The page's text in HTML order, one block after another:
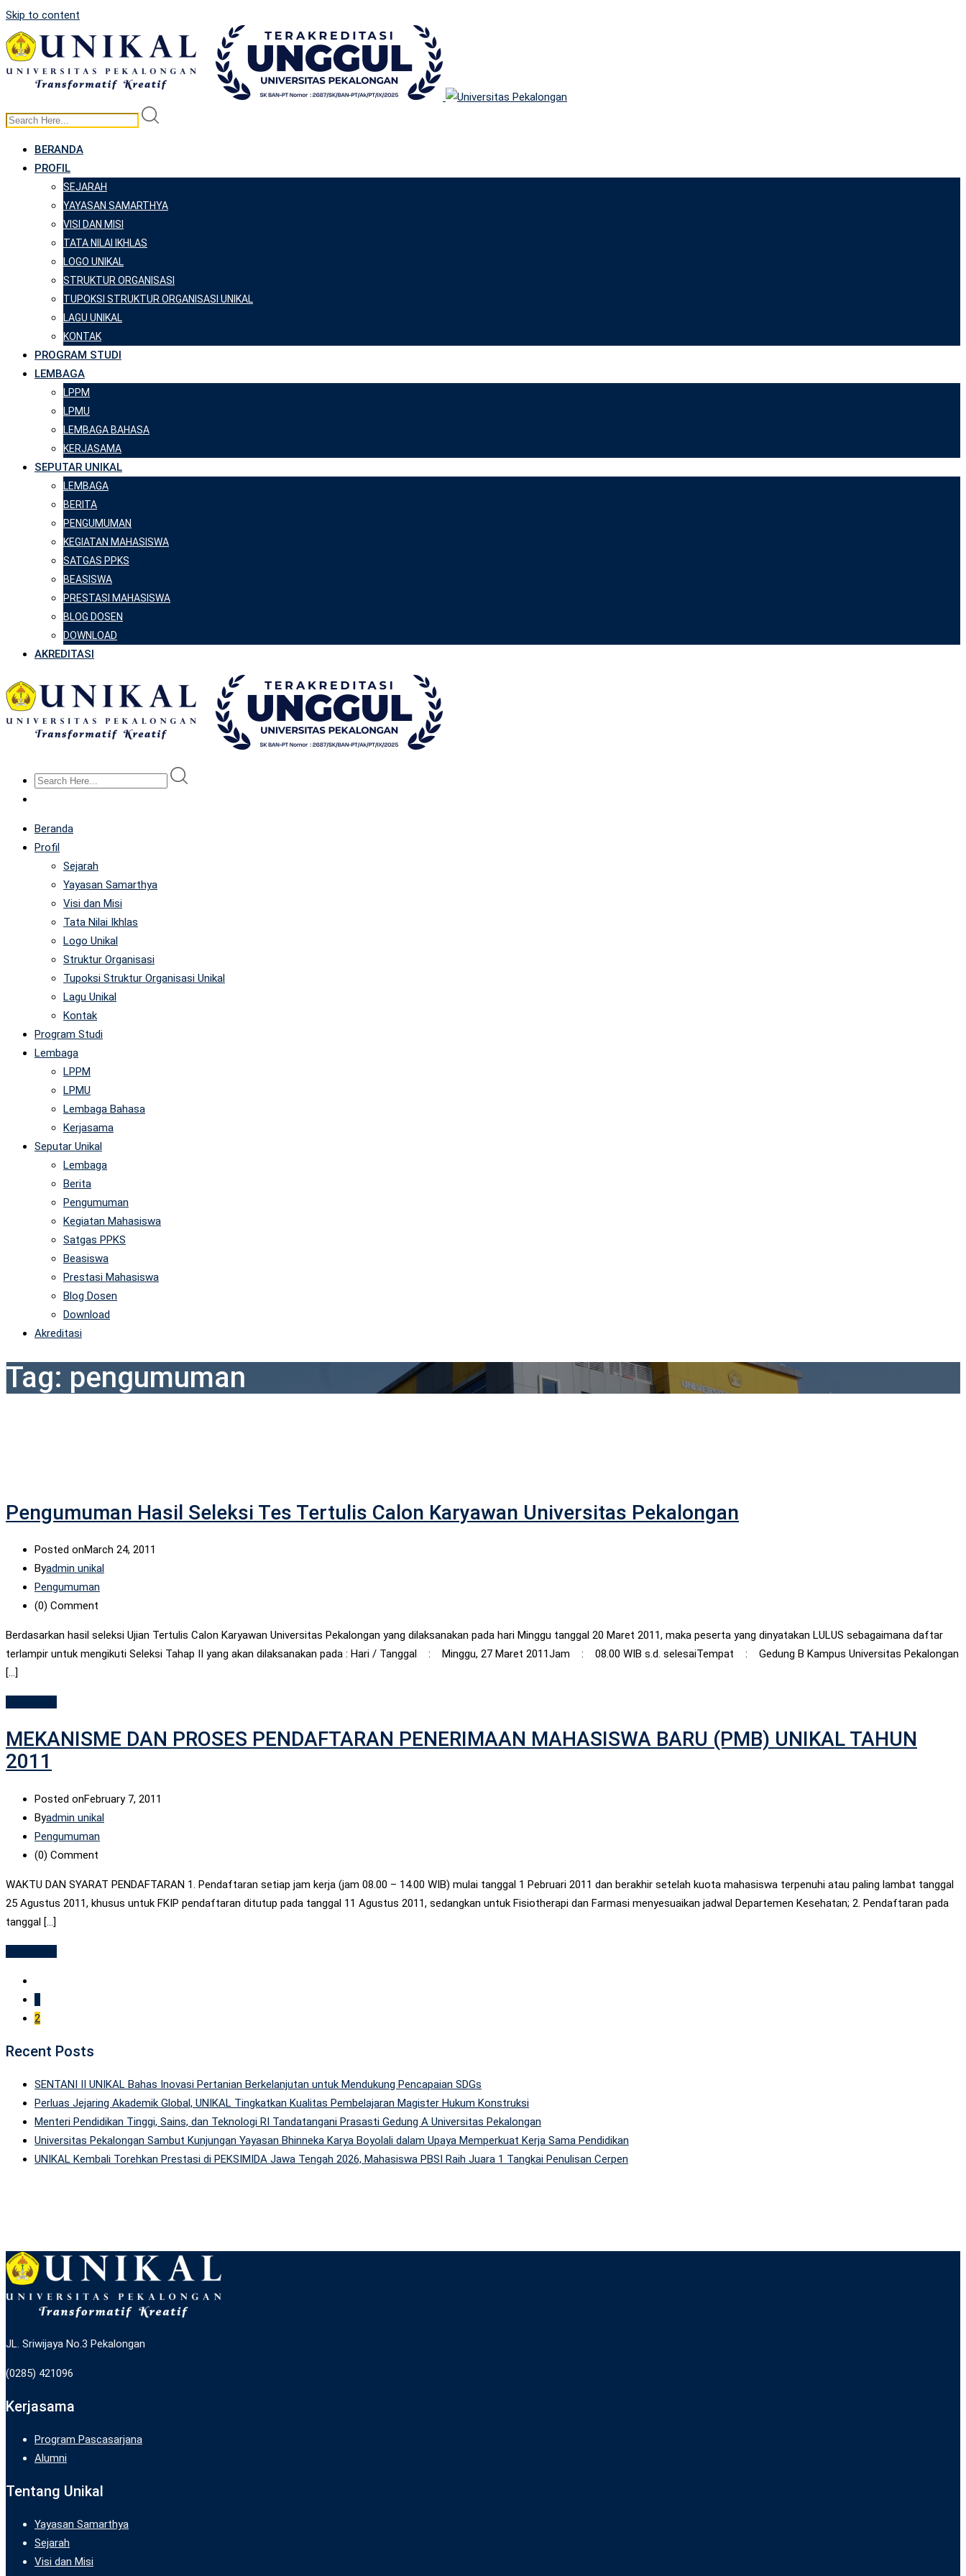
Skip to content
BERANDA
PROFIL
SEJARAH
YAYASAN SAMARTHYA
VISI DAN MISI
TATA NILAI IKHLAS
LOGO UNIKAL
STRUKTUR ORGANISASI
TUPOKSI STRUKTUR ORGANISASI UNIKAL
LAGU UNIKAL
KONTAK
PROGRAM STUDI
LEMBAGA
LPPM
LPMU
LEMBAGA BAHASA
KERJASAMA
SEPUTAR UNIKAL
LEMBAGA
BERITA
PENGUMUMAN
KEGIATAN MAHASISWA
SATGAS PPKS
BEASISWA
PRESTASI MAHASISWA
BLOG DOSEN
DOWNLOAD
AKREDITASI
Beranda
Profil
Sejarah
Yayasan Samarthya
Visi dan Misi
Tata Nilai Ikhlas
Logo Unikal
Struktur Organisasi
Tupoksi Struktur Organisasi Unikal
Lagu Unikal
Kontak
Program Studi
Lembaga
LPPM
LPMU
Lembaga Bahasa
Kerjasama
Seputar Unikal
Lembaga
Berita
Pengumuman
Kegiatan Mahasiswa
Satgas PPKS
Beasiswa
Prestasi Mahasiswa
Blog Dosen
Download
Akreditasi
Tag: pengumuman
Pengumuman Hasil Seleksi Tes Tertulis Calon Karyawan Universitas Pekalongan
Posted onMarch 24, 2011
Byadmin unikal
Pengumuman
(0) Comment
Berdasarkan hasil seleksi Ujian Tertulis Calon Karyawan Universitas Pekalongan yang dilaksanakan pada hari Minggu tanggal 20 Maret 2011, maka peserta yang dinyatakan LULUS sebagaimana daftar
terlampir untuk mengikuti Seleksi Tahap II yang akan dilaksanakan pada : Hari / Tanggal : Minggu, 27 Maret 2011Jam : 08.00 WIB s.d. selesaiTempat : Gedung B Kampus Universitas Pekalongan
[…]
MEKANISME DAN PROSES PENDAFTARAN PENERIMAAN MAHASISWA BARU (PMB) UNIKAL TAHUN
2011
Posted onFebruary 7, 2011
Byadmin unikal
Pengumuman
(0) Comment
WAKTU DAN SYARAT PENDAFTARAN 1. Pendaftaran setiap jam kerja (jam 08.00 – 14.00 WIB) mulai tanggal 1 Pebruari 2011 dan berakhir setelah kuota mahasiswa terpenuhi atau paling lambat tanggal
25 Agustus 2011, khusus untuk FKIP pendaftaran ditutup pada tanggal 11 Agustus 2011, sedangkan untuk Fisiotherapi dan Farmasi menyesuaikan jadwal Departemen Kesehatan; 2. Pendaftaran pada
tanggal […]
2
Recent Posts
SENTANI II UNIKAL Bahas Inovasi Pertanian Berkelanjutan untuk Mendukung Pencapaian SDGs
Perluas Jejaring Akademik Global, UNIKAL Tingkatkan Kualitas Pembelajaran Magister Hukum Konstruksi
Menteri Pendidikan Tinggi, Sains, dan Teknologi RI Tandatangani Prasasti Gedung A Universitas Pekalongan
Universitas Pekalongan Sambut Kunjungan Yayasan Bhinneka Karya Boyolali dalam Upaya Memperkuat Kerja Sama Pendidikan
UNIKAL Kembali Torehkan Prestasi di PEKSIMIDA Jawa Tengah 2026, Mahasiswa PBSI Raih Juara 1 Tangkai Penulisan Cerpen
JL. Sriwijaya No.3 Pekalongan
(0285) 421096
Kerjasama
Program Pascasarjana
Alumni
Tentang Unikal
Yayasan Samarthya
Sejarah
Visi dan Misi